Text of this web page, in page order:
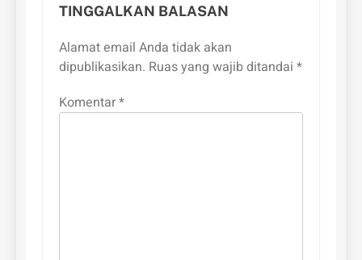
TINGGALKAN BALASAN
Alamat email Anda tidak akan
dipublikasikan. Ruas yang wajib ditandai *
Komentar*